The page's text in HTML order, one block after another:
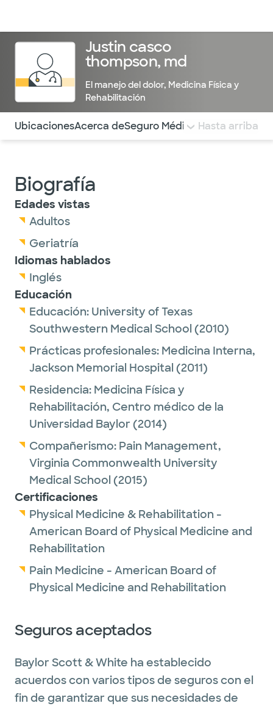
Justin casco
thompson, md
El manejo del dolor, Medicina Física y
Rehabilitación
Utilice esta navegación para saltar rápidamente a
UbicacionesAcerca deSeguro Médico COMENTARIOS
Hasta arriba
Biografía
Edades vistas
Adultos
Geriatría
Idiomas hablados
Inglés
Educación
Educación: University of Texas
Southwestern Medical School (2010)
Prácticas profesionales: Medicina Interna,
Jackson Memorial Hospital (2011)
Residencia: Medicina Física y
Rehabilitación, Centro médico de la
Universidad Baylor (2014)
Compañerismo: Pain Management,
Virginia Commonwealth University
Medical School (2015)
Certificaciones
Physical Medicine & Rehabilitation -
American Board of Physical Medicine and
Rehabilitation
Pain Medicine - American Board of
Physical Medicine and Rehabilitation
Seguros aceptados
Baylor Scott & White ha establecido
acuerdos con varios tipos de seguros con el
fin de garantizar que sus necesidades de